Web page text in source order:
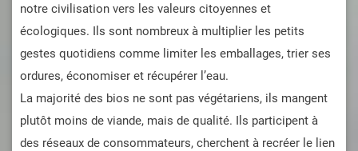
notre civilisation vers les valeurs citoyennes et
écologiques. Ils sont nombreux à multiplier les petits
gestes quotidiens comme limiter les emballages, trier ses
ordures, économiser et récupérer l’eau.
La majorité des bios ne sont pas végétariens, ils mangent
plutôt moins de viande, mais de qualité. Ils participent à
des réseaux de consommateurs, cherchent à recréer le lien